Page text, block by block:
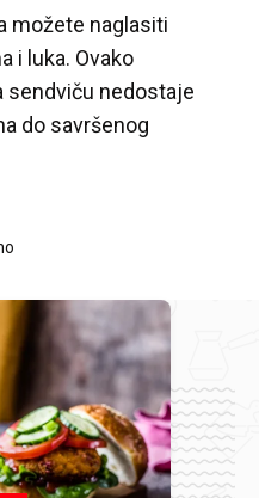
možete naglasiti
i luka. Ovako
sendviču nedostaje
do savršenog